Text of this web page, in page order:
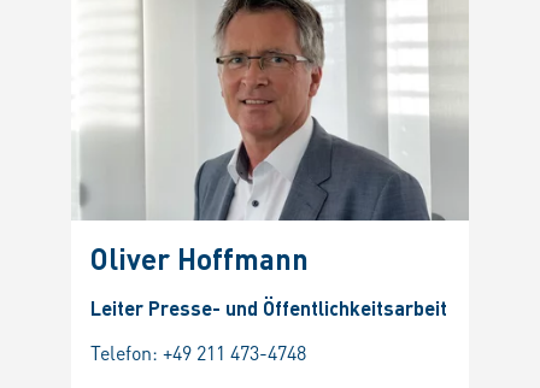
Oliver Hoffmann
Leiter Presse- und Öffentlichkeitsarbeit
Telefon: +49 211 473-4748